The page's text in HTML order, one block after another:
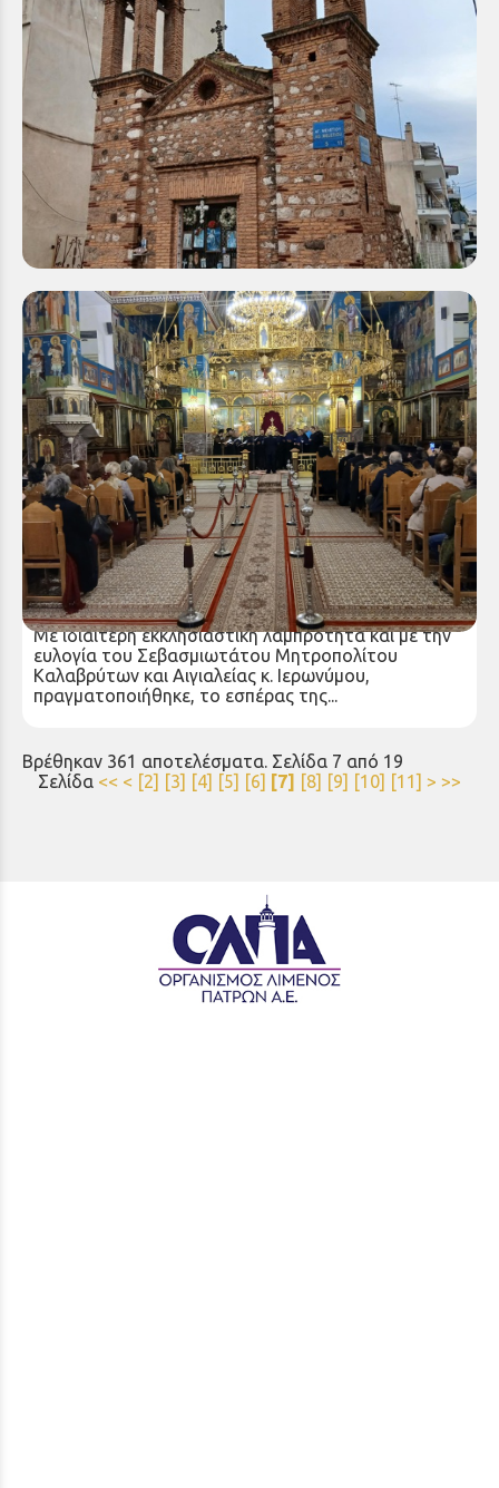
Παραχώρηση οικοπέδου Ιερού Ναού Αγίου
Μελετίου Αιγίου στην Ιερά Μητρόπολη
Καλαβρύτων και Αιγιαλείας
Δευτέρα 22 Δεκ 2025
Με αισθήματα βαθύτατης ευγνωμοσύνης, η Ιερά
Μητρόπολη Καλαβρύτων και Αιγιαλείας ανακοινώνει
την ευλογημένη πρωτοβουλία των οικογενειών
Αθανασίου, Ειρήνης και Θεώνης...
Κεντρική Χριστουγεννιάτικη Εκδήλωση της Ιεράς
Μητροπόλεως Καλαβρύτων και Αιγιαλείας
Δευτέρα 22 Δεκ 2025
Με ιδιαίτερη εκκλησιαστική λαμπρότητα και με την
ευλογία του Σεβασμιωτάτου Μητροπολίτου
Καλαβρύτων και Αιγιαλείας κ. Ιερωνύμου,
πραγματοποιήθηκε, το εσπέρας της...
Βρέθηκαν 361 αποτελέσματα. Σελίδα 7 από 19
Σελίδα << < [2] [3] [4] [5] [6] [7] [8] [9] [10] [11] > >>